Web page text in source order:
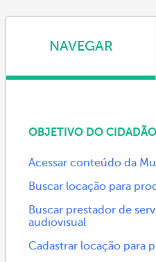
NAVEGAR
OBJETIVO DO CIDADÃO
Acessar conteúdo da
Buscar locação para
Buscar prestador de
audiovisual
Cadastrar locação para